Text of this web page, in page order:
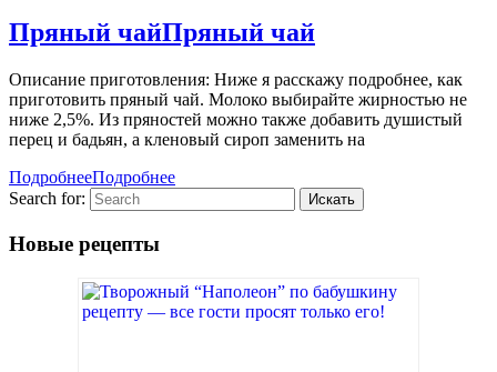
Пряный чайПряный чай
Описание приготовления: Ниже я расскажу подробнее, как
приготовить пряный чай. Молоко выбирайте жирностью не
ниже 2,5%. Из пряностей можно также добавить душистый
перец и бадьян, а кленовый сироп заменить на
ПодробнееПодробнее
Search for:
Новые рецепты